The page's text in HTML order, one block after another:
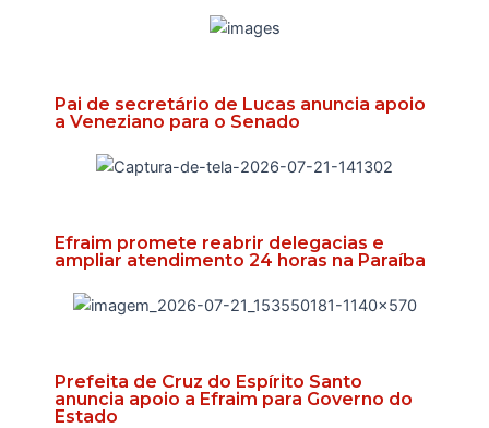
Pai de secretário de Lucas anuncia apoio
a Veneziano para o Senado
Efraim promete reabrir delegacias e
ampliar atendimento 24 horas na Paraíba
Prefeita de Cruz do Espírito Santo
anuncia apoio a Efraim para Governo do
Estado